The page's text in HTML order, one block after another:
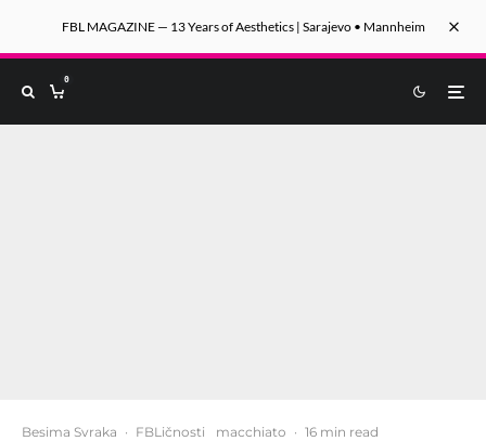
FBL MAGAZINE — 13 Years of Aesthetics | Sarajevo • Mannheim
0
Besima Svraka · FBLičnosti macchiato · 16 min read